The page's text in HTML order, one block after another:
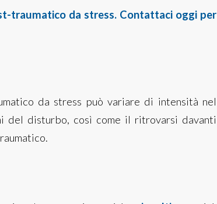
traumatico da stress. Contattaci oggi per
da stress può variare di intensità nel
del disturbo, così come il ritrovarsi davanti